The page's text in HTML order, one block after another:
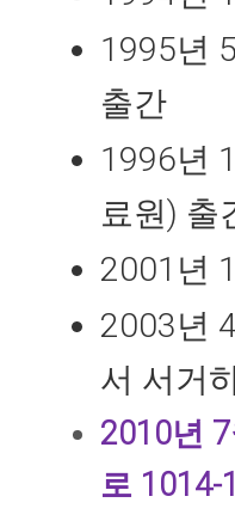
1995년
출간
1996년
료원) 출
2001년
2003년
서 서거
2010년
로 1014-